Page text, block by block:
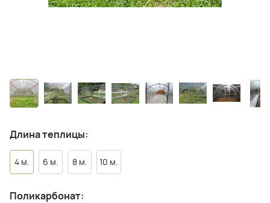
Длина теплицы:
4 м. 6 м. 8 м. 10 м.
Поликарбонат: